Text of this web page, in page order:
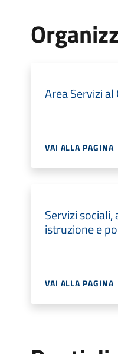
Area Servizi
VAI ALLA PAGINA
Servizi
istruzione e
VAI ALLA PAGINA